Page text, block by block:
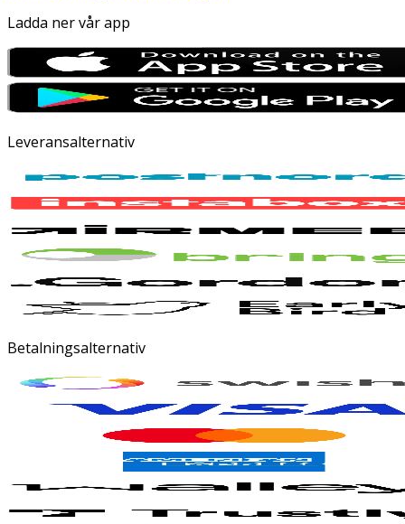
Ladda ner vår app
Leveransalternativ
Betalningsalternativ